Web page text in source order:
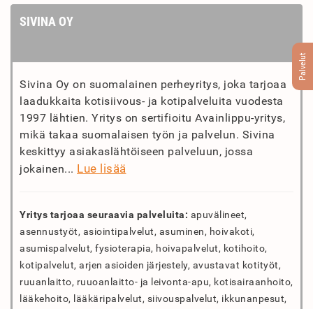
Palvelut
SIVINA OY
Sivina Oy on suomalainen perheyritys, joka tarjoaa
laadukkaita kotisiivous- ja kotipalveluita vuodesta
1997 lähtien. Yritys on sertifioitu Avainlippu-yritys,
mikä takaa suomalaisen työn ja palvelun. Sivina
keskittyy asiakaslähtöiseen palveluun, jossa
jokainen... Lue lisää
Yritys tarjoaa seuraavia palveluita: apuvälineet,
asennustyöt, asiointipalvelut, asuminen, hoivakoti,
asumispalvelut, fysioterapia, hoivapalvelut, kotihoito,
kotipalvelut, arjen asioiden järjestely, avustavat kotityöt,
ruuanlaitto, ruuoanlaitto- ja leivonta-apu, kotisairaanhoito,
lääkehoito, lääkäripalvelut, siivouspalvelut, ikkunanpesut,